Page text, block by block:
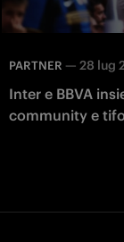
PARTNER — 28 lug
Inter e BBVA
community e